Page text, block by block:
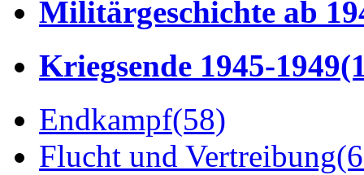
Militärgeschichte ab
Kriegsende 1945-1949
Endkampf(58)
Flucht und Vertreibung